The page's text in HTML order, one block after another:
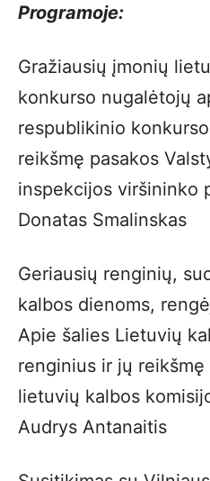
Programoje:
Gražiausių įmonių
konkurso nugalėtojų
respublikinio
reikšmę pasakos
inspekcijos viršininko
Donatas Smalinskas
Geriausių renginių,
kalbos dienoms,
Apie šalies Lietuvių
renginius ir jų
lietuvių kalbos
Audrys Antanaitis